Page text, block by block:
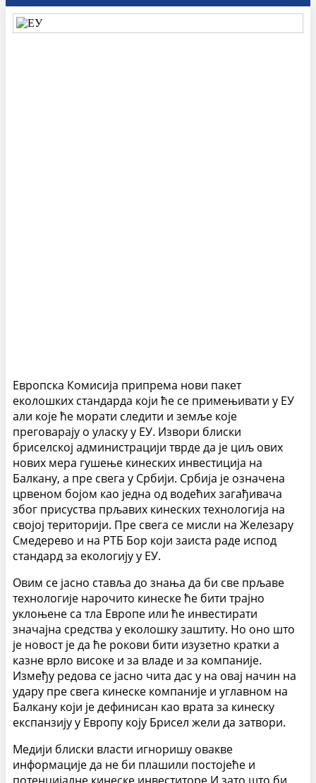
Европска Комисија припрема нови пакет
еколошких стандарда који ће се примењивати у ЕУ
али које ће морати следити и земље које
преговарају о уласку у ЕУ. Извори блиски
бриселској администрацији тврде да је циљ ових
нових мера гушење кинеских инвестиција на
Балкану, а пре свега у Србији. Србија је означена
црвеном бојом као једна од водећих загађивача
због присуства прљавих кинеских технологија на
својој територији. Пре свега се мисли на Железару
Смедерево и на РТБ Бор који заиста раде испод
стандард за екологију у ЕУ.
Овим се јасно ставља до знања да би све прљаве
технологије нарочито кинеске ће бити трајно
уклоњене са тла Европе или ће инвестирати
значајна средства у еколошку заштиту. Но оно што
је новост је да ће рокови бити изузетно кратки а
казне врло високе и за владе и за компаније.
Између редова се јасно чита дас у на овај начин на
удару пре свега кинеске компаније и углавном на
Балкану који је дефинисан као врата за кинеску
експанзију у Европу коју Брисел жели да затвори.
Медији блиски власти игноришу овакве
информације да не би плашили постојеће и